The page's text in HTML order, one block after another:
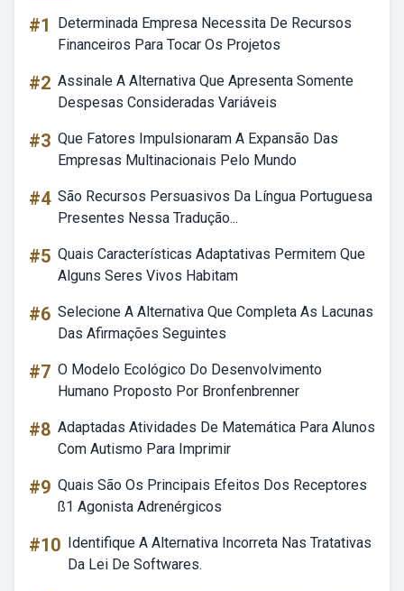
#1
Determinada Empresa Necessita De Recursos
Financeiros Para Tocar Os Projetos
#2 Assinale A Alternativa Que Apresenta Somente
Despesas Consideradas Variáveis
#3 Que Fatores Impulsionaram A Expansão Das
Empresas Multinacionais Pelo Mundo
#4 São Recursos Persuasivos Da Língua Portuguesa
Presentes Nessa Tradução...
#5 Quais Características Adaptativas Permitem Que
Alguns Seres Vivos Habitam
#6 Selecione A Alternativa Que Completa As Lacunas
Das Afirmações Seguintes
#7 O Modelo Ecológico Do Desenvolvimento
Humano Proposto Por Bronfenbrenner
#8 Adaptadas Atividades De Matemática Para Alunos
Com Autismo Para Imprimir
#9 Quais São Os Principais Efeitos Dos Receptores
ß1 Agonista Adrenérgicos
#10 Identifique A Alternativa Incorreta Nas Tratativas
Da Lei De Softwares.